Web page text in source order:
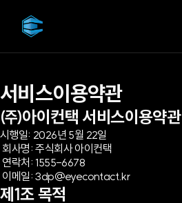
서비스이용약관
㈜아이컨택 서비스이용약관
시행일: 2026년 5월 22일
회사명: 주식회사 아이컨택
연락처: 1555-6678
이메일: 3dp@eyecontact.kr
제1조 목적